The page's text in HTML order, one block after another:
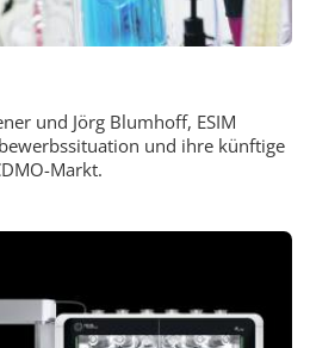
und Jörg Blumhoff, ESIM
und ihre künftige
Markt.